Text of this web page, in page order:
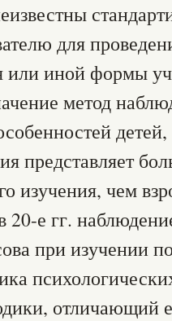
для
или иной формы
метод
представляет
изучения, чем
20-е гг.
при изучении
отличающий